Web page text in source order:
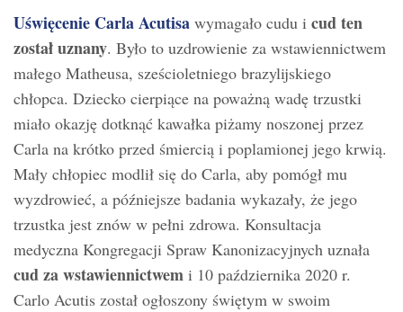
Uświęcenie Carla Acutisa wymagało cudu i cud ten
został uznany. Było to uzdrowienie za wstawiennictwem
małego Matheusa, sześcioletniego brazylijskiego
chłopca. Dziecko cierpiące na poważną wadę trzustki
miało okazję dotknąć kawałka piżamy noszonej przez
Carla na krótko przed śmiercią i poplamionej jego krwią.
Mały chłopiec modlił się do Carla, aby pomógł mu
wyzdrowieć, a późniejsze badania wykazały, że jego
trzustka jest znów w pełni zdrowa. Konsultacja
medyczna Kongregacji Spraw Kanonizacyjnych uznała
cud za wstawiennictwem i 10 października 2020 r.
Carlo Acutis został ogłoszony świętym w swoim